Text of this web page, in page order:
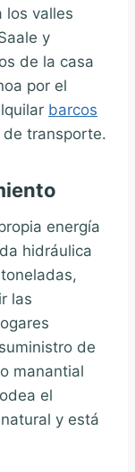
los valles
y
de la casa
por el
barcos
de transporte.
energía
hidráulica
las
de
manantial
el
y está